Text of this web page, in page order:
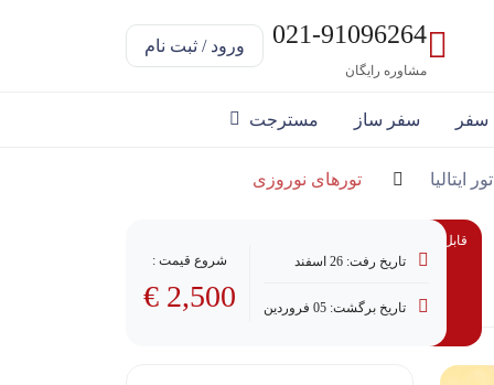
021-91096264
مشاوره رایگان
ورود / ثبت نام
سفر سفر ساز مسترجت
تور ایتالیا تورهای نوروزی
قابل پرداخت با وام
تاریخ رفت: 26 اسفند
تاریخ برگشت: 05 فروردین
شروع قیمت :
2,500 €